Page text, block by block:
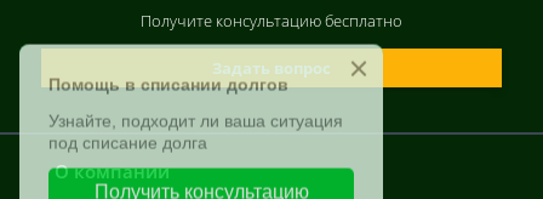
О компании
Задать вопрос
Получите консультациюбесплатно